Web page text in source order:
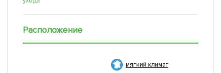
Расположение
мягкий климат